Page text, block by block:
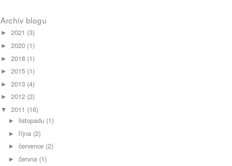
Archiv blogu
► 2021 (3)
► 2020 (1)
► 2018 (1)
► 2015 (1)
► 2013 (4)
► 2012 (2)
▼ 2011 (16)
► listopadu (1)
►října (2)
►července (2)
►června (1)